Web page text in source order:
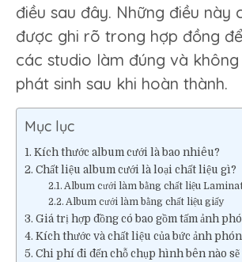
điều sau đây. Những điều này
được ghi rõ trong hợp đồng
các studio làm đúng và
phát sinh sau khi hoàn thành.
Mục lục
Kích thước album cưới là bao nhiêu?
Chất liệu album cưới là loại chất liệu gì?
Album cưới làm bằng chất liệu
Album cưới làm bằng chất liệu giấy
Giá trị hợp đồng có bao gồm tấm ảnh
Kích thước và chất liệu của bức ảnh
Chi phí đi đến chỗ chụp hình bên nào sẽ